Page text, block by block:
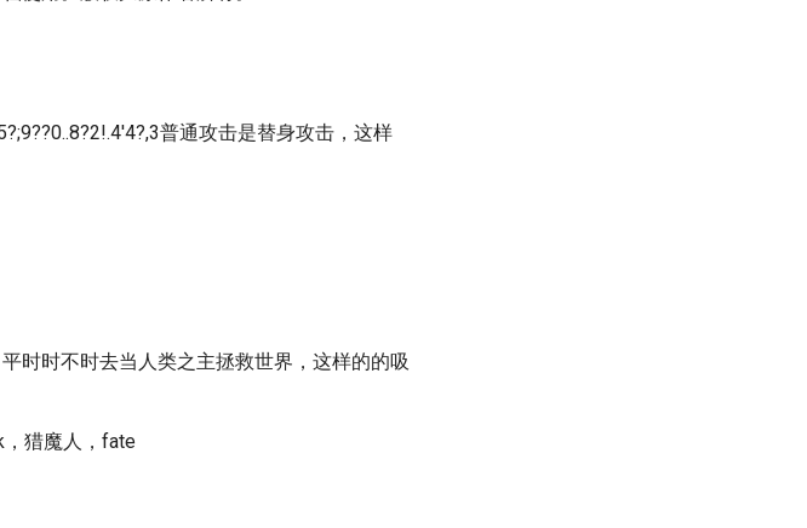
普通攻击是替身攻击，这样
时时不时去当人类之主拯救世界，这样的的吸
猎魔人，fate